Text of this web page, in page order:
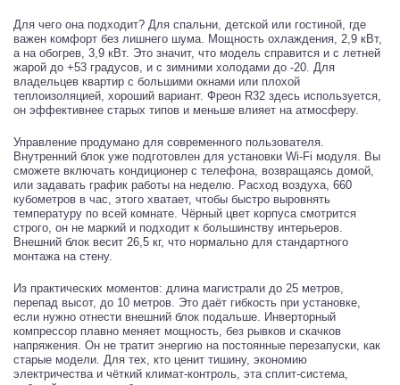
Для чего она подходит? Для спальни, детской или гостиной, где
важен комфорт без лишнего шума. Мощность охлаждения, 2,9 кВт,
а на обогрев, 3,9 кВт. Это значит, что модель справится и с летней
жарой до +53 градусов, и с зимними холодами до -20. Для
владельцев квартир с большими окнами или плохой
теплоизоляцией, хороший вариант. Фреон R32 здесь используется,
он эффективнее старых типов и меньше влияет на атмосферу.
Управление продумано для современного пользователя.
Внутренний блок уже подготовлен для установки Wi-Fi модуля. Вы
сможете включать кондиционер с телефона, возвращаясь домой,
или задавать график работы на неделю. Расход воздуха, 660
кубометров в час, этого хватает, чтобы быстро выровнять
температуру по всей комнате. Чёрный цвет корпуса смотрится
строго, он не маркий и подходит к большинству интерьеров.
Внешний блок весит 26,5 кг, что нормально для стандартного
монтажа на стену.
Из практических моментов: длина магистрали до 25 метров,
перепад высот, до 10 метров. Это даёт гибкость при установке,
если нужно отнести внешний блок подальше. Инверторный
компрессор плавно меняет мощность, без рывков и скачков
напряжения. Он не тратит энергию на постоянные перезапуски, как
старые модели. Для тех, кто ценит тишину, экономию
электричества и чёткий климат-контроль, эта сплит-система,